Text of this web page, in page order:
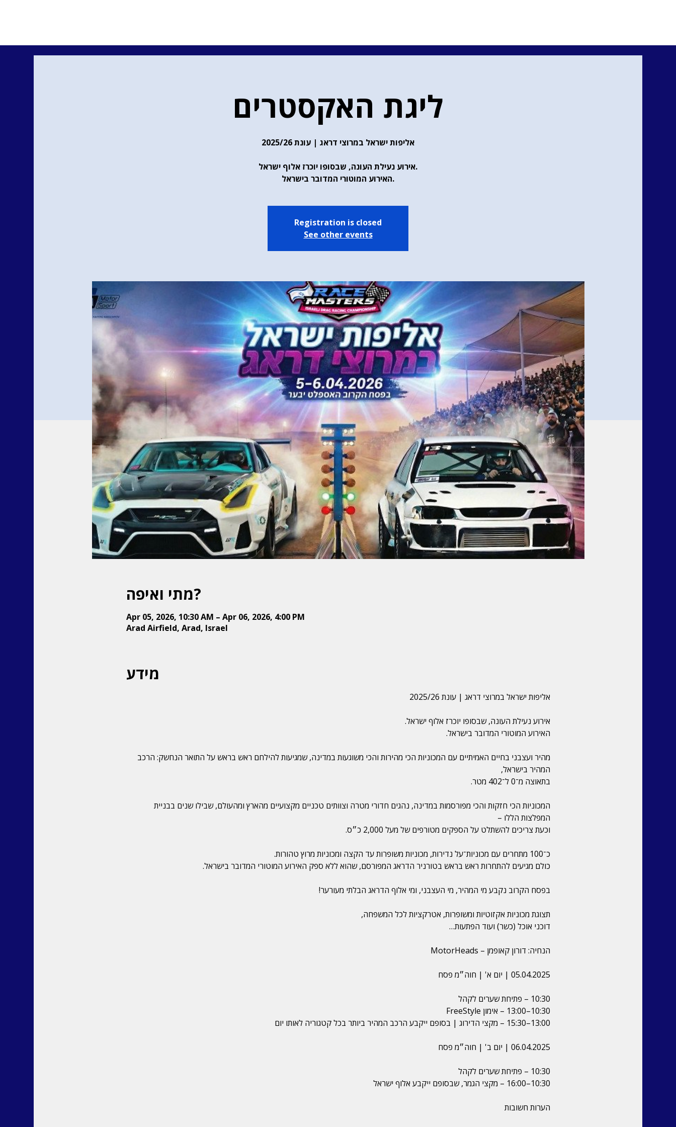
ליגת האקסטרים
אליפות ישראל במרוצי דראג | עונת 2025/26
אירוע נעילת העונה, שבסופו יוכרז אלוף ישראל.
האירוע המוטורי המדובר בישראל.
Registration is closed
See other events
מתי ואיפה?
Apr 05, 2026, 10:30 AM – Apr 06, 2026, 4:00 PM
Arad Airfield, Arad, Israel
מידע
אליפות ישראל במרוצי דראג | עונת 2025/26
אירוע נעילת העונה, שבסופו יוכרז אלוף ישראל.
האירוע המוטורי המדובר בישראל.
מהיר ועצבני בחיים האמיתיים עם המכוניות הכי מהירות והכי משוגעות במדינה, שמגיעות להילחם ראש בראש על התואר הנחשק: הרכב
המהיר בישראל,
בתאוצה מ־0 ל־402 מטר.
המכוניות הכי חזקות והכי מפורסמות במדינה, נהגים חדורי מטרה וצוותים טכניים מקצועיים מהארץ ומהעולם, שבילו שנים בבניית
המפלצות הללו –
וכעת צריכים להשתלט על הספקים מטורפים של מעל 2,000 כ״ס.
כ־100 מתחרים עם מכוניות־על נדירות, מכוניות משופרות עד הקצה ומכוניות מרוץ טהורות.
כולם מגיעים להתחרות ראש בראש בטורניר הדראג המפורסם, שהוא ללא ספק האירוע המוטורי המדובר בישראל.
בפסח הקרוב נקבע מי המהיר, מי העצבני, ומי אלוף הדראג הבלתי מעורער!
תצוגת מכוניות אקזוטיות ומשופרות, אטרקציות לכל המשפחה,
דוכני אוכל (כשר) ועוד הפתעות…
הנחיה: דורון קאופמן – MotorHeads
05.04.2025 | יום א' | חוה״מ פסח
10:30 – פתיחת שערים לקהל
10:30–13:00 – אימון FreeStyle
13:00–15:30 – מקצי הדירוג | בסופם ייקבע הרכב המהיר ביותר בכל קטגוריה לאותו יום
06.04.2025 | יום ב' | חוה״מ פסח
10:30 – פתיחת שערים לקהל
10:30–16:00 – מקצי הגמר, שבסופם ייקבע אלוף ישראל
הערות חשובות